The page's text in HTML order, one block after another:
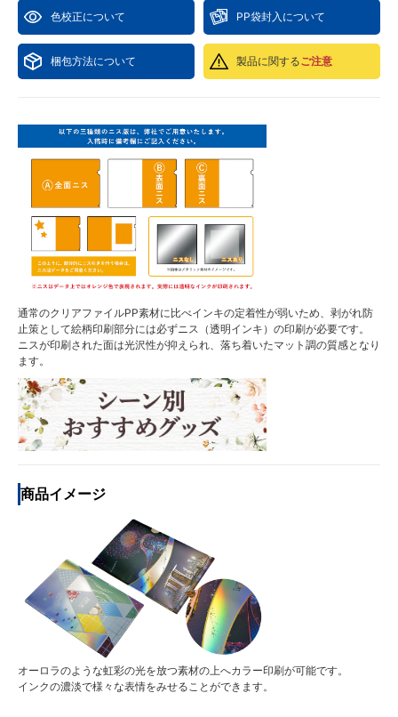
色校正について PP袋封入について
梱包方法について 製品に関するご注意
通常のクリアファイルPP素材に比べインキの定着性が弱いため、剥がれ防
止策として絵柄印刷部分には必ずニス（透明インキ）の印刷が必要です。
ニスが印刷された面は光沢性が抑えられ、落ち着いたマット調の質感となり
ます。
商品イメージ
オーロラのような虹彩の光を放つ素材の上へカラー印刷が可能です。
インクの濃淡で様々な表情をみせることができます。